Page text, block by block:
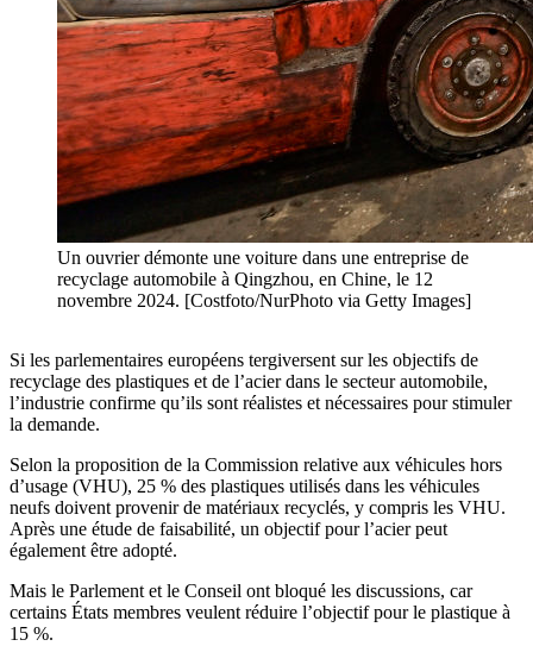
Un ouvrier démonte une voiture dans une entreprise de
recyclage automobile à Qingzhou, en Chine, le 12
novembre 2024. [Costfoto/NurPhoto via Getty Images]
Si les parlementaires européens tergiversent sur les objectifs de
recyclage des plastiques et de l’acier dans le secteur automobile,
l’industrie confirme qu’ils sont réalistes et nécessaires pour stimuler
la demande.
Selon la proposition de la Commission relative aux véhicules hors
d’usage (VHU), 25 % des plastiques utilisés dans les véhicules
neufs doivent provenir de matériaux recyclés, y compris les VHU.
Après une étude de faisabilité, un objectif pour l’acier peut
également être adopté.
Mais le Parlement et le Conseil ont bloqué les discussions, car
certains États membres veulent réduire l’objectif pour le plastique à
15 %.